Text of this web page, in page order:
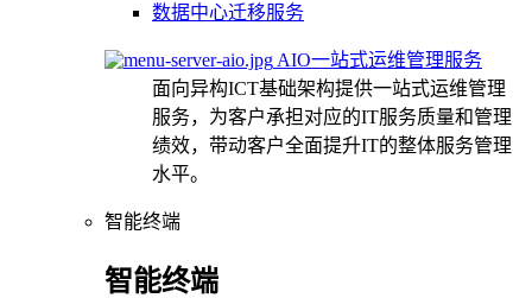
数据中心迁移服务
AIO一站式运维管理服务
面向异构ICT基础架构提供一站式运维管理
服务，为客户承担对应的IT服务质量和管理
绩效，带动客户全面提升IT的整体服务管理
水平。
智能终端
智能终端